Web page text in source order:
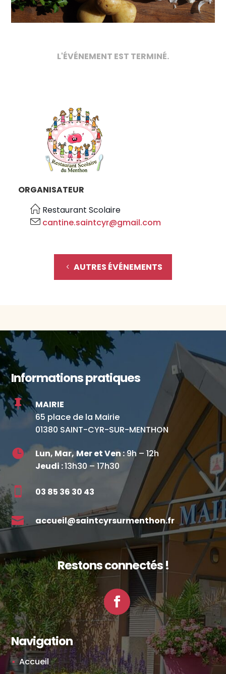
L'ÉVÉNEMENT EST TERMINÉ.
ORGANISATEUR
Restaurant Scolaire
cantine.saintcyr@gmail.com
AUTRES ÉVÉNEMENTS
Informations pratiques

MAIRIE
65 place de la Mairie
01380 SAINT-CYR-SUR-MENTHON
 Lun, Mar,Mer et Ven :9h – 12h
Jeudi :13h30 – 17h30
 03 85 36 30 43
 accueil@saintcyrsurmenthon.fr
Restons connectés !
Facebook
Navigation
Accueil